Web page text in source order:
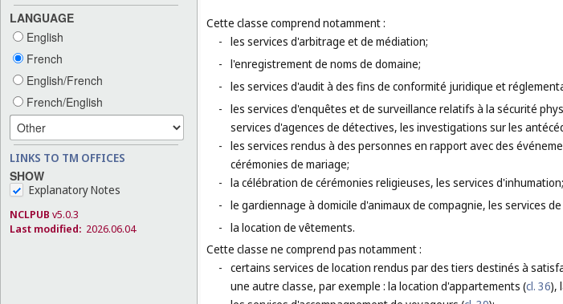
LANGUAGE
English
French
English/French
French/English
LINKS TO TM OFFICES
SHOW
Explanatory Notes
NCLPUB v5.0.3
Last modified: 2026.06.04
Cette classe comprend notamment :
- les services d'arbitrage et de médiation;
- l'enregistrement de noms de domaine;
- les services d'audit à des fins de conformité juridique et
- les services d'enquêtes et de surveillance relatifs à la sécurité
services d'agences de détectives, les investigations sur les
- les services rendus à des personnes en rapport avec des
cérémonies de mariage;
- la célébration de cérémonies religieuses, les services d'inhumation;
- le gardiennage à domicile d'animaux de compagnie, les services
- la location de vêtements.
Cette classe ne comprend pas notamment :
- certains services de location rendus par des tiers destinés à
une autre classe, par exemple : la location d'appartements (cl. 36),